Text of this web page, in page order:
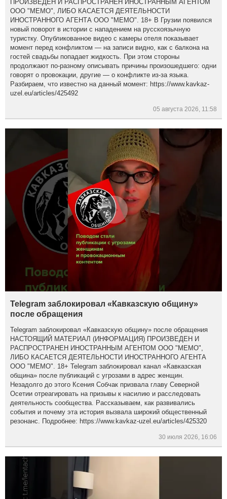
ПРОИЗВЕДЕН И РАСПРОСТРАНЕН ИНОСТРАННЫМ АГЕНТОМ
ООО "МЕМО", ЛИБО КАСАЕТСЯ ДЕЯТЕЛЬНОСТИ
ИНОСТРАННОГО АГЕНТА ООО "МЕМО". 18+ В Грузии появился
новый поворот в истории с нападением на русскоязычную
туристку. Опубликованное видео с камеры отеля показывает
момент перед конфликтом — на записи видно, как с балкона на
гостей свадьбы попадает жидкость. При этом стороны
продолжают по-разному описывать причины произошедшего: одни
говорят о провокации, другие — о конфликте из-за языка.
Разбираем, что известно на данный момент: https://www.kavkaz-
uzel.eu/articles/425492
05 августа 2026, 11:58
Telegram заблокировал «Кавказскую общину»
после обращения
Telegram заблокировал «Кавказскую общину» после обращения
НАСТОЯЩИЙ МАТЕРИАЛ (ИНФОРМАЦИЯ) ПРОИЗВЕДЕН И
РАСПРОСТРАНЕН ИНОСТРАННЫМ АГЕНТОМ ООО "МЕМО",
ЛИБО КАСАЕТСЯ ДЕЯТЕЛЬНОСТИ ИНОСТРАННОГО АГЕНТА
ООО "МЕМО". 18+ Telegram заблокировал канал «Кавказская
община» после публикаций с угрозами в адрес женщин.
Незадолго до этого Ксения Собчак призвала главу Северной
Осетии отреагировать на призывы к насилию и расследовать
деятельность сообщества. Рассказываем, как развивались
события и почему эта история вызвала широкий общественный
резонанс. Подробнее: https://www.kavkaz-uzel.eu/articles/425320
30 июля 2026, 16:06